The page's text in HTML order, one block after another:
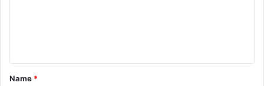
t
*
Name *